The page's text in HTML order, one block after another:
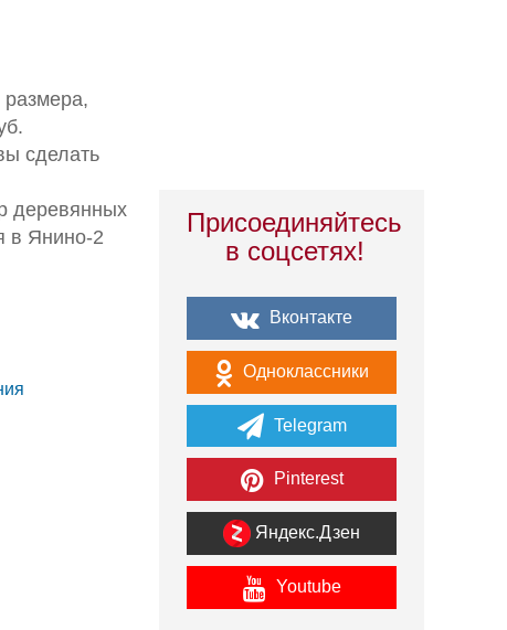
сделать
деревянных
в Янино-2
Присоединяйтесь
в соцсетях!
Вконтакте
Одноклассники
Telegram
Pinterest
Яндекс.Дзен
Youtube